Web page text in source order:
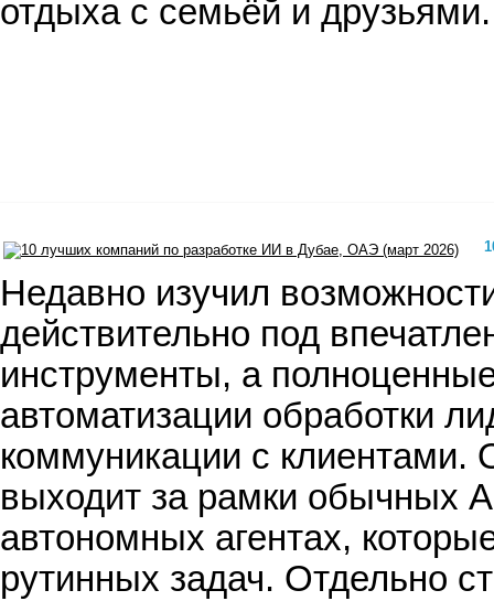
отдыха с семьёй и
Недавно изучил
действительно под
инструменты, а
автоматизации обработки
коммуникации с клиентами.
выходит за рамки обычных
автономных агентах,
рутинных задач. Отдельно